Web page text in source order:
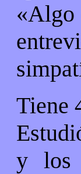
«Algo
Tiene
y los